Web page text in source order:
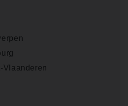
Vlaanderen